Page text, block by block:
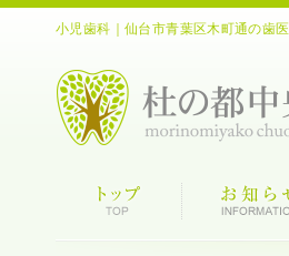
小児歯科｜仙台市青葉区木町通の歯